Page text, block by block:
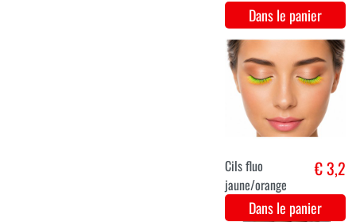
cire de peau € 2,4
Dans le panier